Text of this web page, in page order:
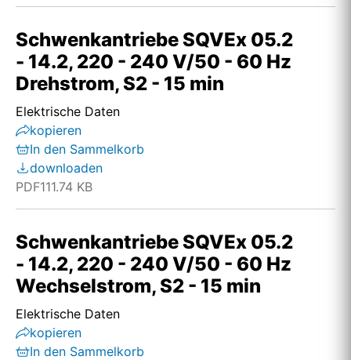
Schwenkantriebe SQVEx 05.2
- 14.2, 220 - 240 V/50 - 60 Hz
Drehstrom, S2 - 15 min
Elektrische Daten
kopieren
In den Sammelkorb
downloaden
PDF111.74 KB
Schwenkantriebe SQVEx 05.2
- 14.2, 220 - 240 V/50 - 60 Hz
Wechselstrom, S2 - 15 min
Elektrische Daten
kopieren
In den Sammelkorb